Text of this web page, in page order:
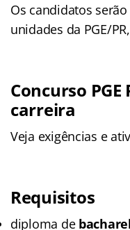
Os candidatos
unidades da PGE/
Concurso
carreira
Veja exigências e
Requisitos
diploma de